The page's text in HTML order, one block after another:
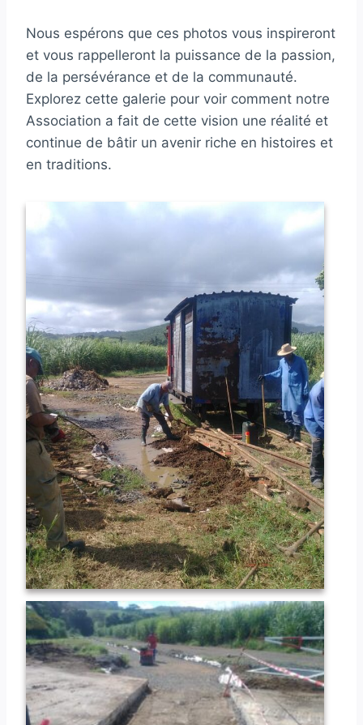
Nous espérons que ces photos vous inspireront
et vous rappelleront la puissance de la passion,
de la persévérance et de la communauté.
Explorez cette galerie pour voir comment notre
Association a fait de cette vision une réalité et
continue de bâtir un avenir riche en histoires et
en traditions.